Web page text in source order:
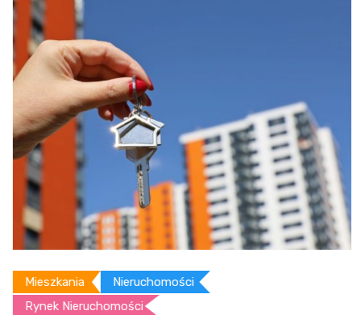
Mieszkania
Nieruchomości
Rynek Nieruchomości